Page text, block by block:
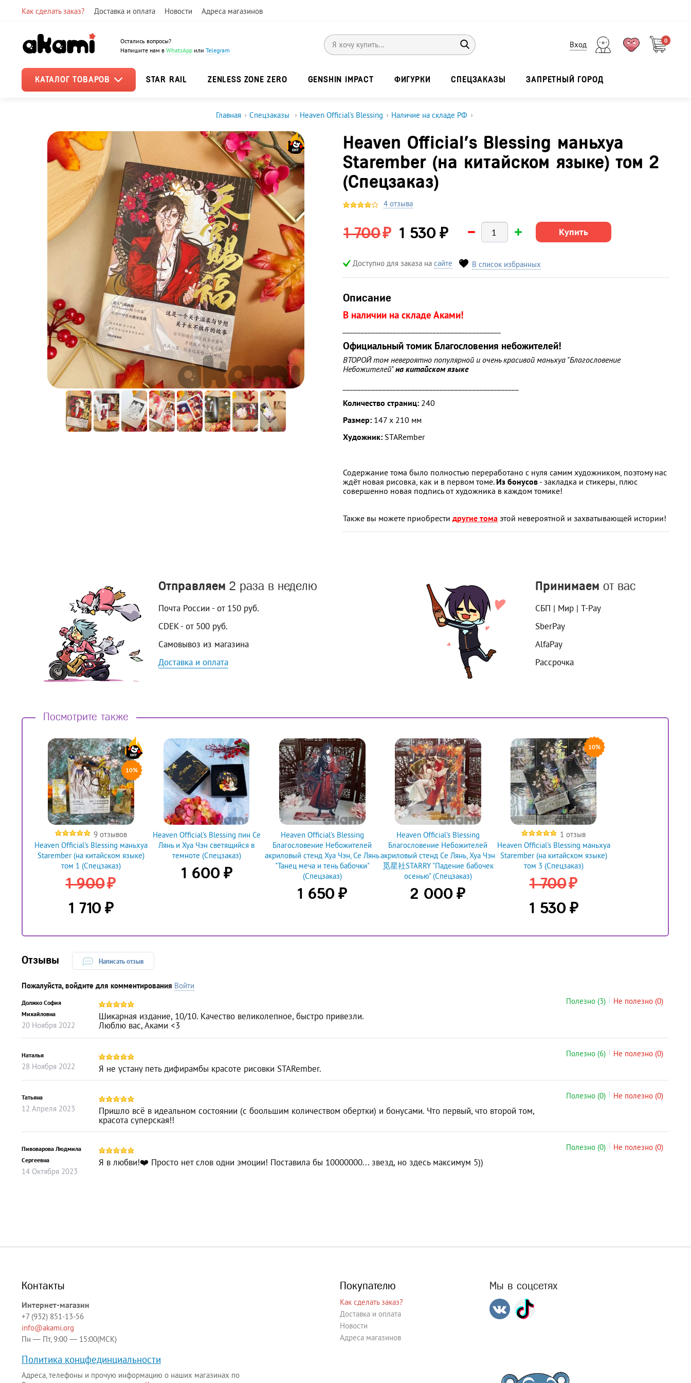
Как сделать заказ? Доставка и оплата Новости Адреса магазинов
Остались вопросы?
Напишите нам вWhatsApp илиTelegram
Вход 0
КАТАЛОГ ТОВАРОВ STAR RAIL ZENLESS ZONE ZERO GENSHIN IMPACT ФИГУРКИ СПЕЦЗАКАЗЫ ЗАПРЕТНЫЙ ГОРОД
Главная › Спецзаказы › Heaven Official's Blessing › Наличие на складе РФ ›
Heaven Official's Blessing маньхуа
Starember (на китайском языке) том 2
(Спецзаказ)
4 отзыва
1 700₽ 1 530 ₽ Купить
Доступно для заказа на сайте В список избранных
Описание
В наличии на складе Аками!
Официальный томик Благословения небожителей!
ВТОРОЙ том невероятно популярной и очень красивой маньхуа "Благословение
Небожителей" на китайском языке
Количество страниц: 240
Размер: 147 х 210 мм
Художник: STARember
Содержание тома было полностью переработано с нуля самим художником, поэтому нас
ждёт новая рисовка, как и в первом томе. Из бонусов - закладка и стикеры, плюс
совершенно новая подпись от художника в каждом томике!
Также вы можете приобрести другие тома этой невероятной и захватывающей истории!
Отправляем 2 раза в неделю
Почта России - от 150 руб.
CDEK - от 500 руб.
Самовывоз из магазина
Доставка и оплата
Принимаем от вас
СБП | Мир | T-Pay
SberPay
AlfaPay
Рассрочка
Посмотрите также
10%
9 отзывов
Heaven Official's Blessing маньхуа
Starember (на китайском языке)
том 1 (Спецзаказ)
1 900₽
1 710 ₽
Heaven Official's Blessing пин Се
Лянь и Хуа Чэн светящийся в
темноте (Спецзаказ)
1 600 ₽
Heaven Official's Blessing
Благословение Небожителей
акриловый стенд Хуа Чэн, Се Лянь
"Танец меча и тень бабочки"
(Спецзаказ)
1 650 ₽
Heaven Official's Blessing
Благословение Небожителей
акриловый стенд Се Лянь, Хуа Чэн
觅星社STARRY "Падение бабочек
осенью" (Спецзаказ)
2 000 ₽
10%
1 отзыв
Heaven Official's Blessing маньхуа
Starember (на китайском языке)
том 3 (Спецзаказ)
1 700₽
1 530 ₽
Отзывы Написать отзыв
Пожалуйста, войдите для комментирования Войти
Должко София
Михайловна
20 Ноября 2022
Полезно (3) Не полезно (0)
Шикарная издание, 10/10. Качество великолепное, быстро привезли.
Люблю вас, Аками <3
Наталья
28 Ноября 2022
Полезно (6) Не полезно (0)
Я не устану петь дифирамбы красоте рисовки STARember.
Татьяна
12 Апреля 2023
Полезно (0) Не полезно (0)
Пришло всё в идеальном состоянии (с боольшим количеством обертки) и бонусами. Что первый, что второй том,
красота суперская!!
Пивоварова Людмила
Сергеевна
14 Октября 2023
Полезно (0) Не полезно (0)
Я в любви!❤️ Просто нет слов одни эмоции! Поставила бы 10000000... звезд, но здесь максимум 5))
Контакты
Интернет-магазин
+7 (932) 851-13-56
info@akami.org
Пн — Пт, 9:00 — 15:00(МСК)
Политика концфединциальности
Адреса, телефоны и прочую информацию о наших магазинах по
Покупателю
Как сделать заказ?
Доставка и оплата
Новости
Адреса магазинов
Мы в соцсетях